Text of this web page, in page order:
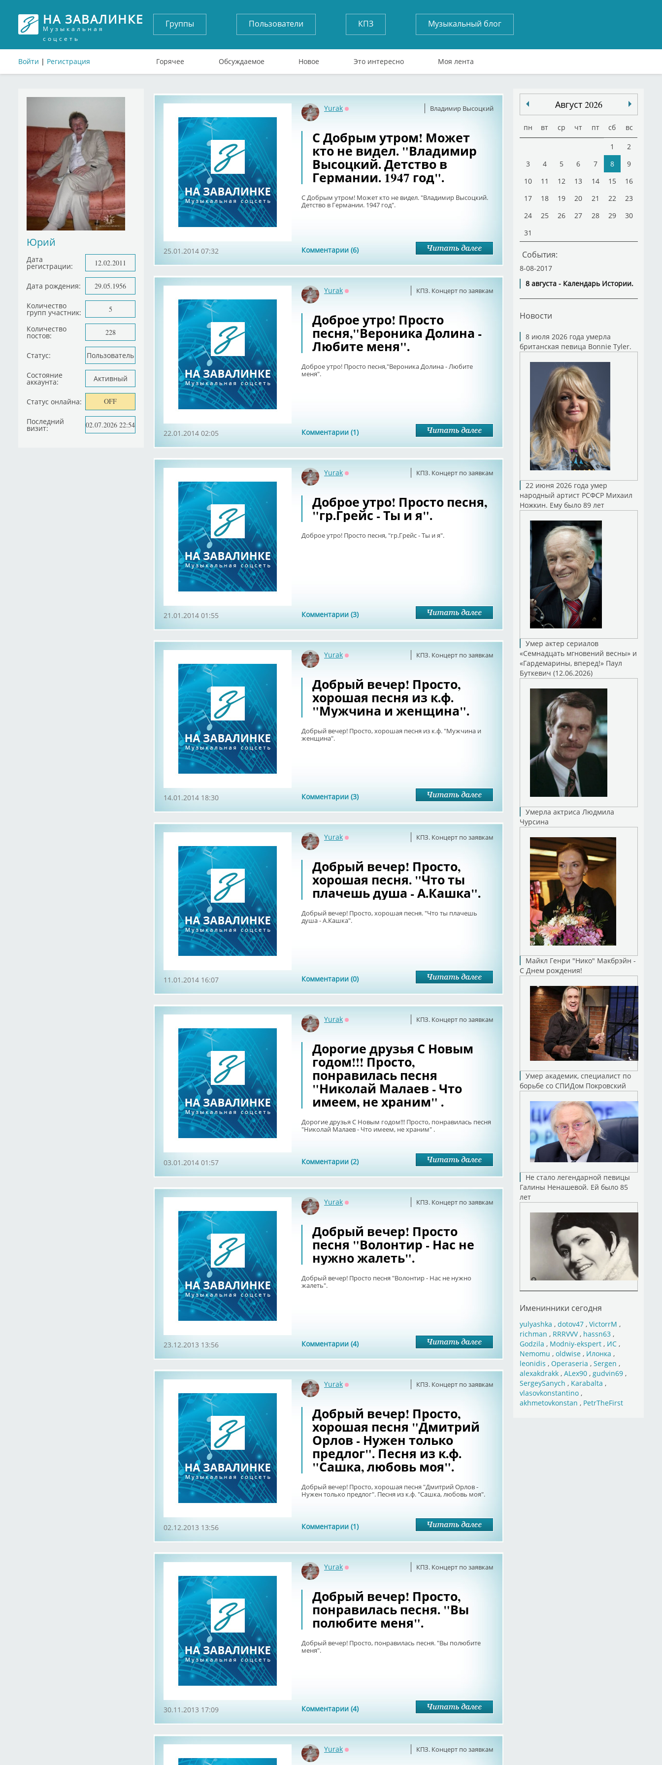
НА ЗАВАЛИНКЕ
Музыкальная
соцсеть
Войти | Регистрация
Группы Пользователи КПЗ Музыкальный блог
Горячее Обсуждаемое Новое Это интересно Моя лента
Юрий
Дата
регистрации: 12.02.2011
Дата рождения: 29.05.1956
Количество
групп участник: 5
Количество
постов: 228
Статус: Пользователь
Состояние
аккаунта: Активный
Статус онлайна: OFF
Последний
визит: 02.07.2026 22:54
Владимир Высоцкий
Yurak
С Добрым утром! Может
кто не видел. "Владимир
Высоцкий. Детство в
Германии. 1947 год".
С Добрым утром! Может кто не видел. "Владимир Высоцкий.
Детство в Германии. 1947 год".
Комментарии (6)
25.01.2014 07:32
КПЗ. Концерт по заявкам
Yurak
Доброе утро! Просто
песня,"Вероника Долина -
Любите меня".
Доброе утро! Просто песня,"Вероника Долина - Любите
меня".
Комментарии (1)
22.01.2014 02:05
КПЗ. Концерт по заявкам
Yurak
Доброе утро! Просто песня,
"гр.Грейс - Ты и я".
Доброе утро! Просто песня, "гр.Грейс - Ты и я".
Комментарии (3)
21.01.2014 01:55
КПЗ. Концерт по заявкам
Yurak
Добрый вечер! Просто,
хорошая песня из к.ф.
"Мужчина и женщина".
Добрый вечер! Просто, хорошая песня из к.ф. "Мужчина и
женщина".
Комментарии (3)
14.01.2014 18:30
КПЗ. Концерт по заявкам
Yurak
Добрый вечер! Просто,
хорошая песня. "Что ты
плачешь душа - А.Кашка".
Добрый вечер! Просто, хорошая песня. "Что ты плачешь
душа - А.Кашка".
Комментарии (0)
11.01.2014 16:07
КПЗ. Концерт по заявкам
Yurak
Дорогие друзья С Новым
годом!!! Просто,
понравилась песня
"Николай Малаев - Что
имеем, не храним" .
Дорогие друзья С Новым годом!!! Просто, понравилась песня
"Николай Малаев - Что имеем, не храним" .
Комментарии (2)
03.01.2014 01:57
КПЗ. Концерт по заявкам
Yurak
Добрый вечер! Просто
песня "Волонтир - Нас не
нужно жалеть".
Добрый вечер! Просто песня "Волонтир - Нас не нужно
жалеть".
Комментарии (4)
23.12.2013 13:56
КПЗ. Концерт по заявкам
Yurak
Добрый вечер! Просто,
хорошая песня "Дмитрий
Орлов - Нужен только
предлог". Песня из к.ф.
"Сашка, любовь моя".
Добрый вечер! Просто, хорошая песня "Дмитрий Орлов -
Нужен только предлог". Песня из к.ф. "Сашка, любовь моя".
Комментарии (1)
02.12.2013 13:56
КПЗ. Концерт по заявкам
Yurak
Добрый вечер! Просто,
понравилась песня. "Вы
полюбите меня".
Добрый вечер! Просто, понравилась песня. "Вы полюбите
меня".
Комментарии (4)
30.11.2013 17:09
КПЗ. Концерт по заявкам
Yurak
Август 2026
пн вт ср чт пт сб вс
1
2
3
4 5 6 7 8
9
10
11 12 13 14 15
16
17
18 19 20 21 22
23
24
25 26 27 28 29
30
31
События:
8-08-2017
8 августа - Календарь Истории.
Новости
8 июля 2026 года умерла
британская певица Bonnie Tyler.
22 июня 2026 года умер
народный артист РСФСР Михаил
Ножкин. Ему было 89 лет
Умер актер сериалов
«Семнадцать мгновений весны» и
«Гардемарины, вперед!» Паул
Буткевич (12.06.2026)
Умерла актриса Людмила
Чурсина
Майкл Генри "Нико" Макбрэйн -
С Днем рождения!
Умер академик, специалист по
борьбе со СПИДом Покровский
Не стало легендарной певицы
Галины Ненашевой. Ей было 85
лет
Именинники сегодня
yulyashka , dotov47, VictorrM ,
richman , RRRVVV, hassn63,
Godzila , Modniy-ekspert, ИС,
Nemomu , oldwise, Илонка ,
leonidis , Operaseria , Sergen ,
alexakdrakk, ALex90, gudvin69,
SergeySanych , Karabalta ,
vlasovkonstantino,
akhmetovkonstan , PetrTheFirst